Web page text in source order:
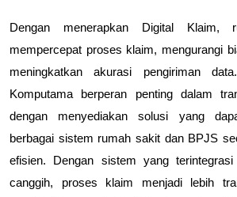
Dengan menerapkan Digital Klaim,
mempercepat proses klaim, mengurangi
meningkatkan akurasi pengiriman
Komputama berperan penting dalam
dengan menyediakan solusi yang
berbagai sistem rumah sakit dan BPJS
efisien. Dengan sistem yang
canggih, proses klaim menjadi lebih